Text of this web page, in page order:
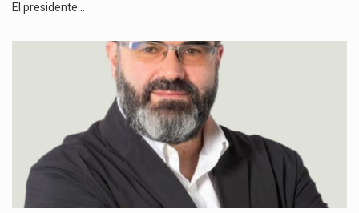
El presidente…